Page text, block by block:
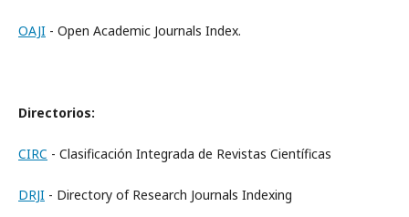
OAJI - Open Academic Journals Index.
Directorios:
CIRC - Clasificación Integrada de Revistas Científicas
DRJI - Directory of Research Journals Indexing